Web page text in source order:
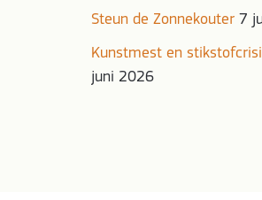
Steun de Zonnekouter 7
Kunstmest en
juni 2026